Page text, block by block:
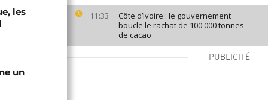
11:33
Côte d’Ivoire : le gouvernement
boucle le rachat de 100 000 tonnes
de cacao
PUBLICITÉ
les
un